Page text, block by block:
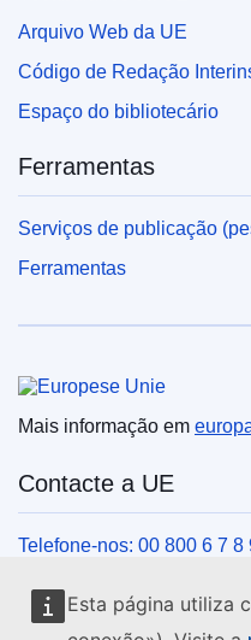
Esta página utiliza
Arquivo Web da UE
Código de Redação
Espaço do bibliotecário
Ferramentas
Serviços de publicação
Ferramentas
União Europeia
Mais informação em
Contacte a UE
Telefone-nos: 00 800 6 7 8
Veja outros contactos
Chegue a nós pelo nosso